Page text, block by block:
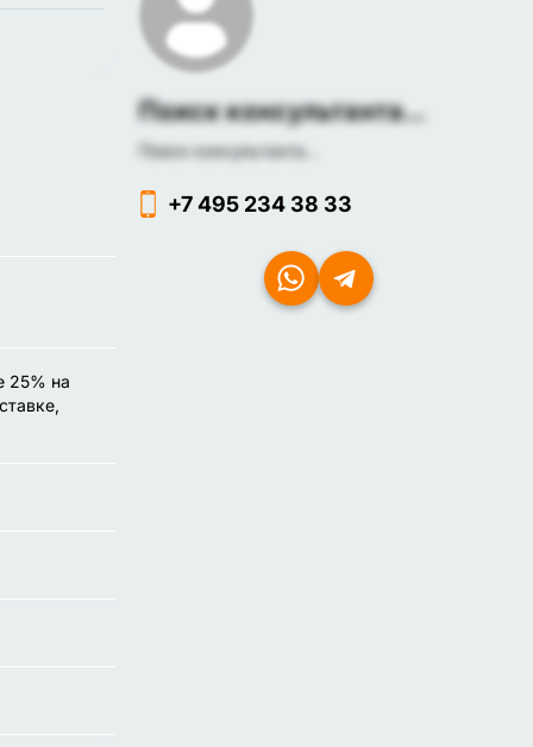
25% на
Поиск консультанта...
Поиск консультанта...
+7 495 234 38 33